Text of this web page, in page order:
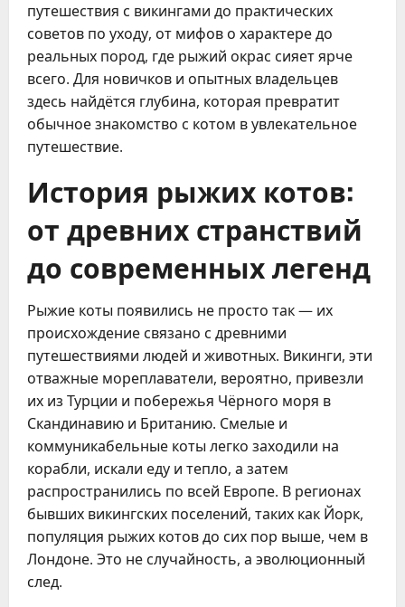
путешествия с викингами до практических
советов по уходу, от мифов о характере до
реальных пород, где рыжий окрас сияет ярче
всего. Для новичков и опытных владельцев
здесь найдётся глубина, которая превратит
обычное знакомство с котом в увлекательное
путешествие.
История рыжих котов:
от древних странствий
до современных легенд
Рыжие коты появились не просто так — их
происхождение связано с древними
путешествиями людей и животных. Викинги, эти
отважные мореплаватели, вероятно, привезли
их из Турции и побережья Чёрного моря в
Скандинавию и Британию. Смелые и
коммуникабельные коты легко заходили на
корабли, искали еду и тепло, а затем
распространились по всей Европе. В регионах
бывших викингских поселений, таких как Йорк,
популяция рыжих котов до сих пор выше, чем в
Лондоне. Это не случайность, а эволюционный
след.